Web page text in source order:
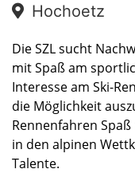
Hochoetz
Die SZL sucht
mit Spaß am
Interesse am Ski-
die Möglichkeit
Rennenfahren
in den alpinen
Talente.